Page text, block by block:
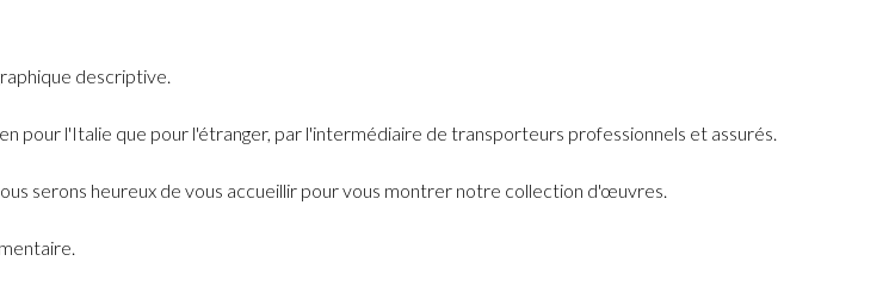
descriptive.
pour l'Italie que pour l'étranger, par l'intermédiaire de transporteurs professionnels et assurés.
serons heureux de vous accueillir pour vous montrer notre collection d'œuvres.